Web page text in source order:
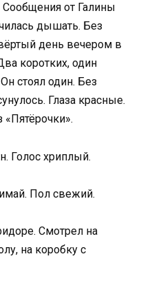
Сообщения от Галины
дышать. Без
день вечером в
коротких, один
стоял один. Без
Глаза красные.
Голос хриплый.
Пол свежий.
Смотрел на
на коробку с